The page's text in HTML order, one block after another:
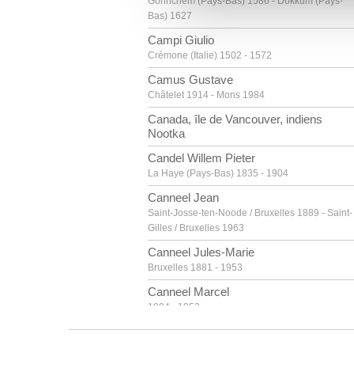
vous leur avez fournies ou
Bas) 1627
Campi Giulio
Crémone (Italie) 1502 - 1572
Camus Gustave
Châtelet 1914 - Mons 1984
Canada, île de Vancouver, indiens
Nootka
Candel Willem Pieter
La Haye (Pays-Bas) 1835 - 1904
Canneel Jean
Saint-Josse-ten-Noode / Bruxelles 1889 - Saint-
Gilles / Bruxelles 1963
Canneel Jules-Marie
Bruxelles 1881 - 1953
Canneel Marcel
1894 - 1953
Canneel Théodore-Joseph